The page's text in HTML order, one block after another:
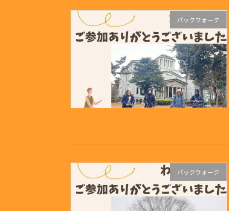
パックウォーク
パックウォーク